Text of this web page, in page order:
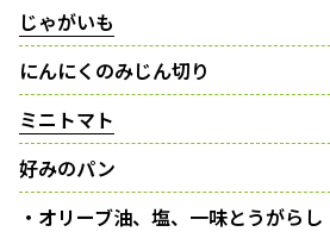
じゃがいも
にんにくのみじん切り
ミニトマト
好みのパン
・オリーブ油、塩、一味とうがらし